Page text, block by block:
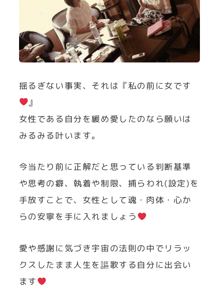
揺るぎない事実、それは『私の前に女です
』
女性である自分を緩め愛したのなら願いは
みるみる叶います。
今当たり前に正解だと思っている判断基準
や思考の癖、執着や制限、捕らわれ(設定)を
手放すことで、女性として魂・肉体・心か
らの安寧を手に入れましょう
愛や感謝に気づき宇宙の法則の中でリラッ
クスしたまま人生を謳歌する自分に出会い
ます